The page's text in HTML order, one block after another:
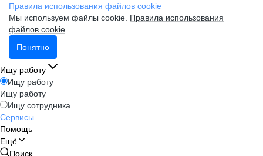
Правила использования файлов cookie
Мы используем файлы cookie. Правила использования
файлов cookie
Понятно
Ищу работу
Ищу работу
Ищу работу
Ищу сотрудника
Сервисы
Помощь
Ещё
Поиск